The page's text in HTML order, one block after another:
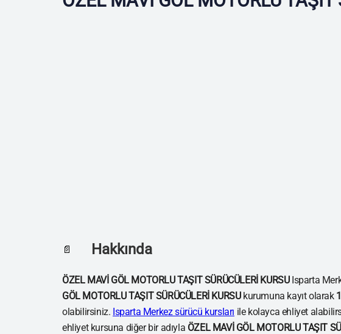
📄 Hakkında
ÖZEL MAVİ GÖL MOTORLU TAŞIT SÜRÜCÜLERİ KURSUIsparta
GÖL MOTORLU TAŞIT SÜRÜCÜLERİ KURSUkurumuna kayıt olarak
olabilirsiniz. Isparta Merkez sürücü kursları ile kolayca ehliyet
ehliyet kursuna diğer bir adıyla ÖZEL MAVİ GÖL MOTORLU TAŞIT